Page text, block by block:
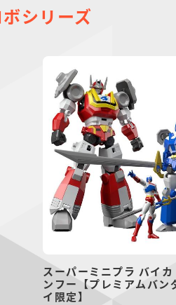
仮面ライダーシリーズ
キャラパキ
シリーズ
スーパーミニプラ バイカ
ンフー【プレミアムバン
イ限定】